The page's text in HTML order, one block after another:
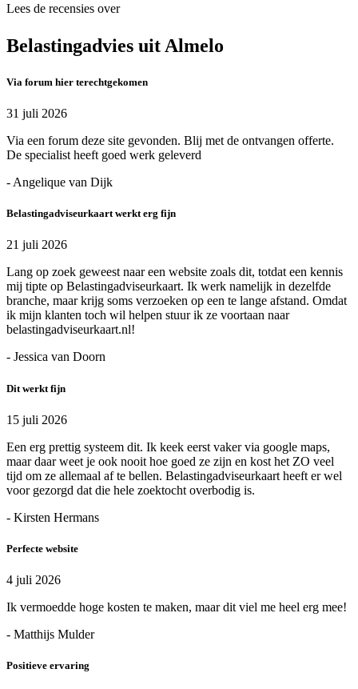
Lees de recensies over
Belastingadvies uit Almelo
Via forum hier terechtgekomen
31 juli 2026
Via een forum deze site gevonden. Blij met de ontvangen offerte.
De specialist heeft goed werk geleverd
- Angelique van Dijk
Belastingadviseurkaart werkt erg fijn
21 juli 2026
Lang op zoek geweest naar een website zoals dit, totdat een kennis
mij tipte op Belastingadviseurkaart. Ik werk namelijk in dezelfde
branche, maar krijg soms verzoeken op een te lange afstand. Omdat
ik mijn klanten toch wil helpen stuur ik ze voortaan naar
belastingadviseurkaart.nl!
- Jessica van Doorn
Dit werkt fijn
15 juli 2026
Een erg prettig systeem dit. Ik keek eerst vaker via google maps,
maar daar weet je ook nooit hoe goed ze zijn en kost het ZO veel
tijd om ze allemaal af te bellen. Belastingadviseurkaart heeft er wel
voor gezorgd dat die hele zoektocht overbodig is.
- Kirsten Hermans
Perfecte website
4 juli 2026
Ik vermoedde hoge kosten te maken, maar dit viel me heel erg mee!
- Matthijs Mulder
Positieve ervaring